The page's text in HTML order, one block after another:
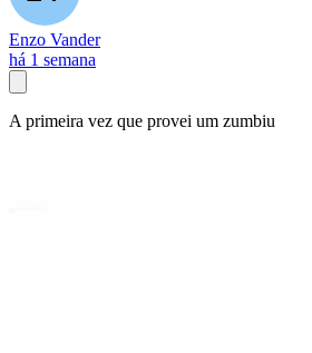
Enzo Vander
há 1 semana
A primeira vez que provei um zumbiu